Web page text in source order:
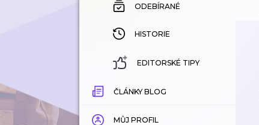
ODEBÍRANÉ
HISTORIE
EDITORSKÉ TIPY
ČLÁNKY BLOG
MŮJ PROFIL